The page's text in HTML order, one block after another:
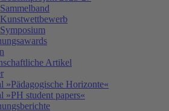
Sammelband
Kunstwettbewerb
Symposium
Artikel
»Pädagogische Horizonte«
»PH student papers«